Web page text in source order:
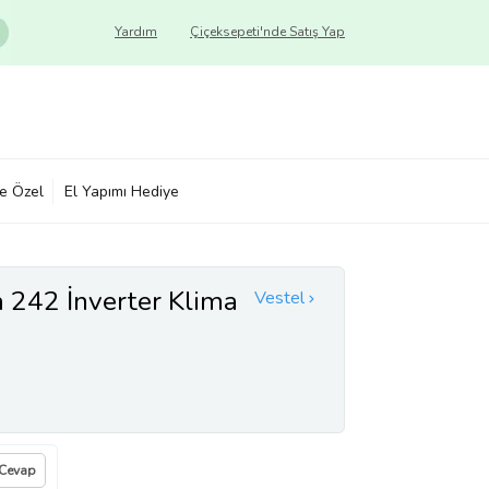
Çiçeksepeti'nde Satış Yap
Yardım
Özel El Yapımı Hediye
Vestel
242 İnverter Klima